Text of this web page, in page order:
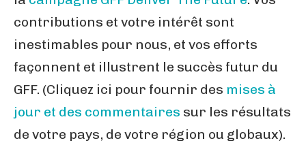
contributions et votre intérêt sont
inestimables pour nous, et vos efforts
façonnent et illustrent le succès futur du
GFF. (Cliquez ici pour fournir des mises à
jour et des commentaires sur les résultats
de votre pays, de votre région ou globaux).